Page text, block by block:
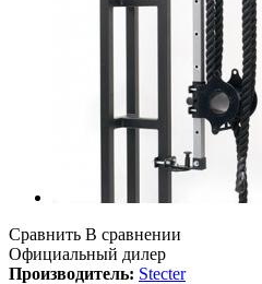
Сравнить В сравнении
Официальный дилер
Производитель: Stecter